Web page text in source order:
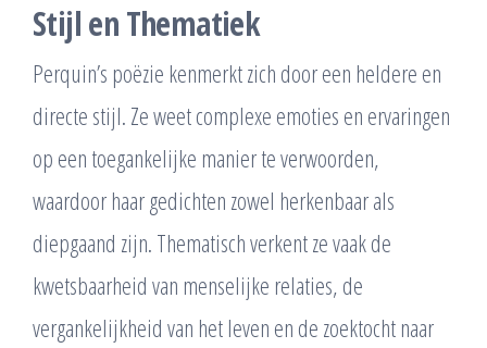
Stijl en Thematiek
Perquin’s poëzie kenmerkt zich door een heldere en
directe stijl. Ze weet complexe emoties en ervaringen
op een toegankelijke manier te verwoorden,
waardoor haar gedichten zowel herkenbaar als
diepgaand zijn. Thematisch verkent ze vaak de
kwetsbaarheid van menselijke relaties, de
vergankelijkheid van het leven en de zoektocht naar